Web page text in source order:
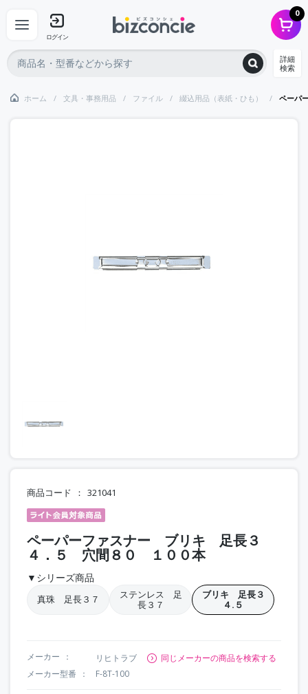
ログイン
0
詳細
検索
ホーム 文具・事務用品 ファイル 綴込用品（表紙・ひも） ペーパ
商品コード 321041
ペーパーファスナー ブリキ 足長３
４．５ 穴間８０ １００本
▼シリーズ商品
真珠 足長３７
ステンレス 足
長３７
ブリキ 足長３
４.５
メーカー リヒトラブ
同じメーカーの商品を検索する
メーカー型番
F-8T-100